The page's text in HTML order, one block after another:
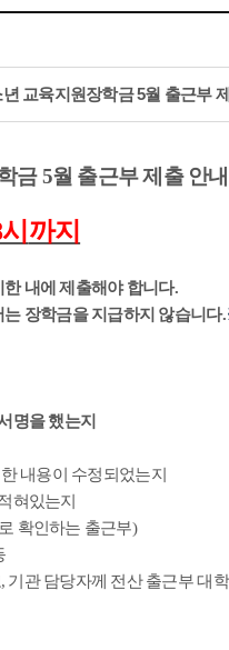
교육지원장학금 5월 출근부
금5월 출근부 제출 안내
까지
내에 제출해야 합니다.
장학금을 지급하지 않습니다.
명을 했는지
내용이 수정되었는지
혀있는지
확인하는 출근부)
, 기관 담당자께 전산 출근부 대